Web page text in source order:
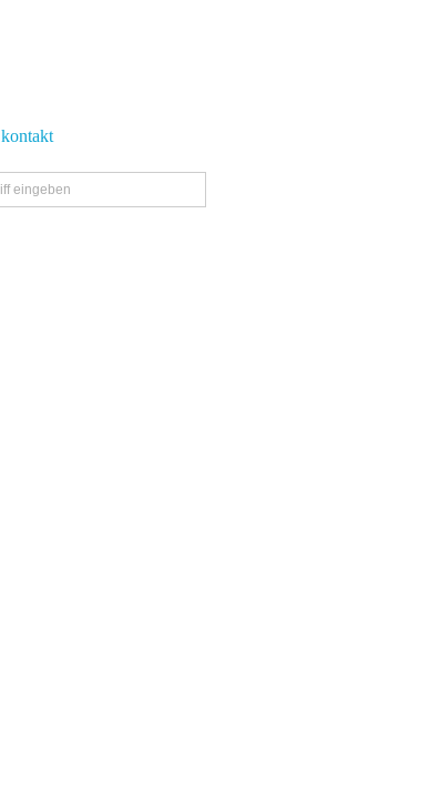
kontakt